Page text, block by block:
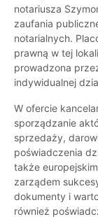
notariusza
zaufania
notarialnych.
prawną w tej
prowadzona
indywidualnej
W ofercie
sporządzanie
sprzedaży,
poświadczenia
także
zarządem
dokumenty i
również